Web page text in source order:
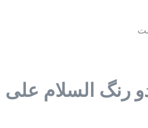
رنگ السلام علی